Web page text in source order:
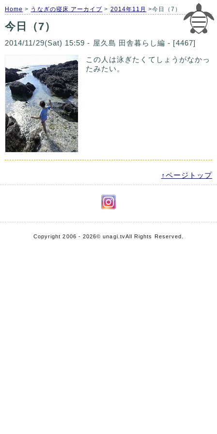
Home > うなぎの寝床 アーカイブ > 2014年11月 >今日（7）
今日（7）
2014/11/29(Sat) 15:59 - 屋久島 田舎暮らし編 - [4467]
この人は泳ぎたくてしょうがなかっ
たみたい。
↑ページトップ
Copyright 2006 - 2026© unagi.tvAll Rights Reserved.